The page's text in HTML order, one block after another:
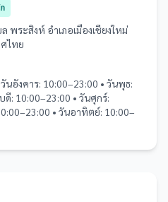
พระสิงห์ อำเภอเมืองเชียงใหม่
ไทย
นอังคาร: 10:00–23:00 • วันพุธ:
: 10:00–23:00 • วันศุกร์:
• วันอาทิตย์: 10:00–